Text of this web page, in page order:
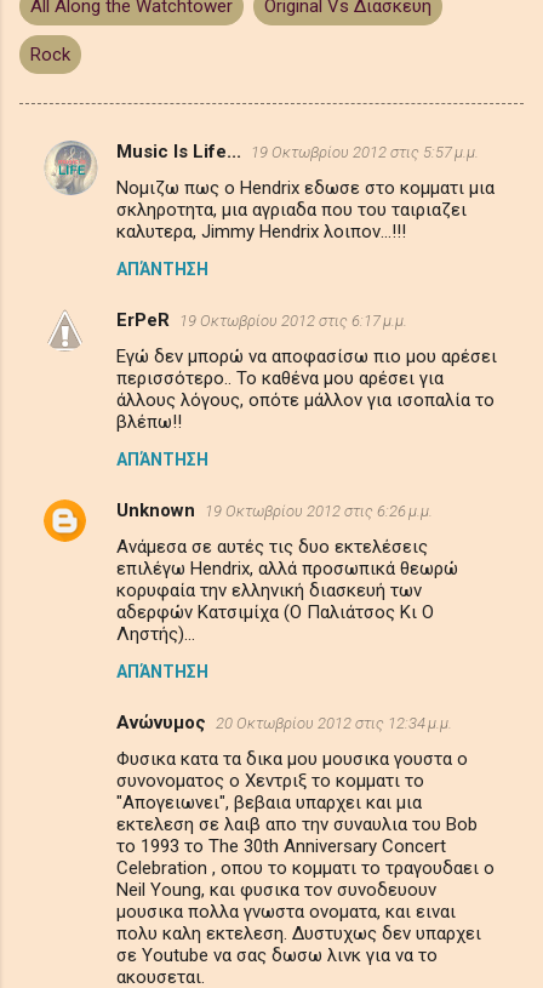
All Along the Watchtower Original Vs Διασκευη
Rock
Σ
α
Music Is Life... 19 Οκτωβρίου 2012 στις 5:57 μ.μ.
Νομιζω πως ο Hendrix εδωσε στο κομματι μια
σκληροτητα, μια αγριαδα που του ταιριαζει
καλυτερα, Jimmy Hendrix λοιπον...!!!
ΑΠΆΝΤΗΣΗ
ErPeR 19 Οκτωβρίου 2012 στις 6:17 μ.μ.
Εγώ δεν μπορώ να αποφασίσω πιο μου αρέσει
περισσότερο.. Το καθένα μου αρέσει για
άλλους λόγους, οπότε μάλλον για ισοπαλία το
βλέπω!!
ΑΠΆΝΤΗΣΗ
Unknown 19 Οκτωβρίου 2012 στις 6:26 μ.μ.
Ανάμεσα σε αυτές τις δυο εκτελέσεις
επιλέγω Hendrix, αλλά προσωπικά θεωρώ
κορυφαία την ελληνική διασκευή των
αδερφών Κατσιμίχα (Ο Παλιάτσος Κι Ο
Ληστής)...
ΑΠΆΝΤΗΣΗ
Ανώνυμος 20 Οκτωβρίου 2012 στις 12:34 μ.μ.
Φυσικα κατα τα δικα μου μουσικα γουστα ο
συνονοματος ο Χεντριξ το κομματι το
"Απογειωνει", βεβαια υπαρχει και μια
εκτελεση σε λαιβ απο την συναυλια του Bob
το 1993 το The 30th Anniversary Concert
Celebration , οπου το κομματι το τραγουδαει ο
Neil Young, και φυσικα τον συνοδευουν
μουσικα πολλα γνωστα ονοματα, και ειναι
πολυ καλη εκτελεση. Δυστυχως δεν υπαρχει
σε Youtube να σας δωσω λινκ για να το
ακουσεται.